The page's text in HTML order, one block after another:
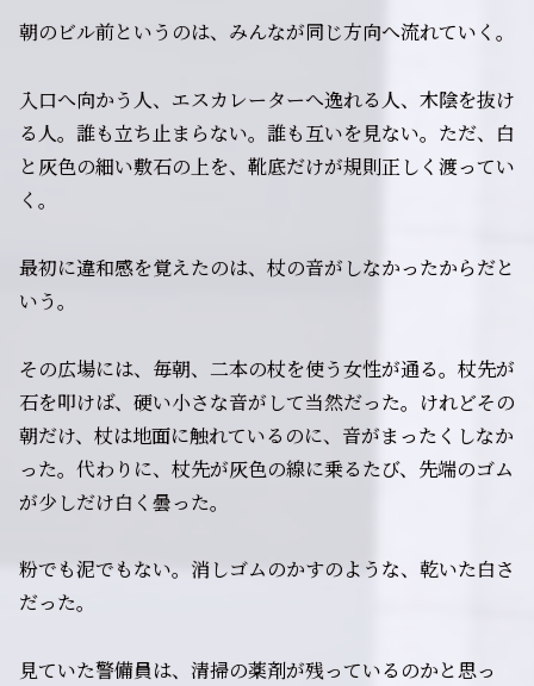
朝のビル前というのは、みんなが同じ方向へ流れていく。
入口へ向かう人、エスカレーターへ逸れる人、木陰を抜け
る人。誰も立ち止まらない。誰も互いを見ない。ただ、白
と灰色の細い敷石の上を、靴底だけが規則正しく渡ってい
く。
最初に違和感を覚えたのは、杖の音がしなかったからだと
いう。
その広場には、毎朝、二本の杖を使う女性が通る。杖先が
石を叩けば、硬い小さな音がして当然だった。けれどその
朝だけ、杖は地面に触れているのに、音がまったくしなか
った。代わりに、杖先が灰色の線に乗るたび、先端のゴム
が少しだけ白く曇った。
粉でも泥でもない。消しゴムのかすのような、乾いた白さ
だった。
見ていた警備員は、清掃の薬剤が残っているのかと思っ